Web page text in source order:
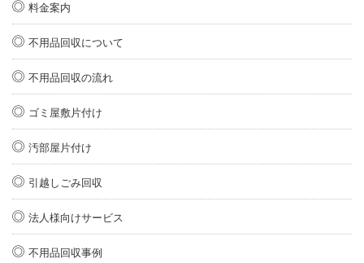
料金案内
不用品回収について
不用品回収の流れ
ゴミ屋敷片付け
汚部屋片付け
引越しごみ回収
法人様向けサービス
不用品回収事例